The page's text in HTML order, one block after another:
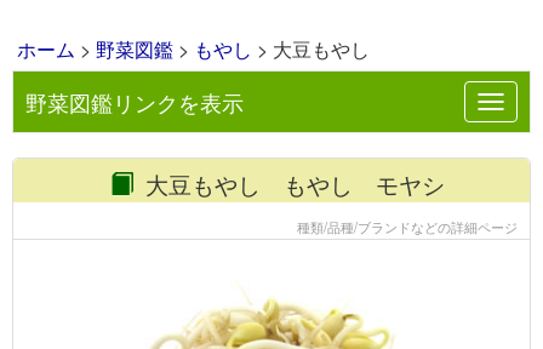
ホーム > 野菜図鑑 > もやし > 大豆もやし
野菜図鑑リンクを表示
大豆もやし もやし モヤシ
種類/品種/ブランドなどの詳細ページ